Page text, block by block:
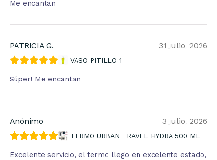
Me encantan
PATRICIA G. 31 julio, 2026
VASO PITILLO 1
Súper! Me encantan
Anónimo 3 julio, 2026
TERMO URBAN TRAVEL HYDRA 500 ML
Excelente servicio, el termo llego en excelente estado,